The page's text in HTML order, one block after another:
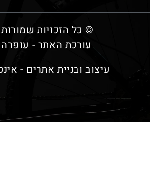
© כל הזכויות
עורכת האתר - עופרה
עיצוב ובניית אתרים -